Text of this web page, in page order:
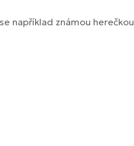
například známou herečkou